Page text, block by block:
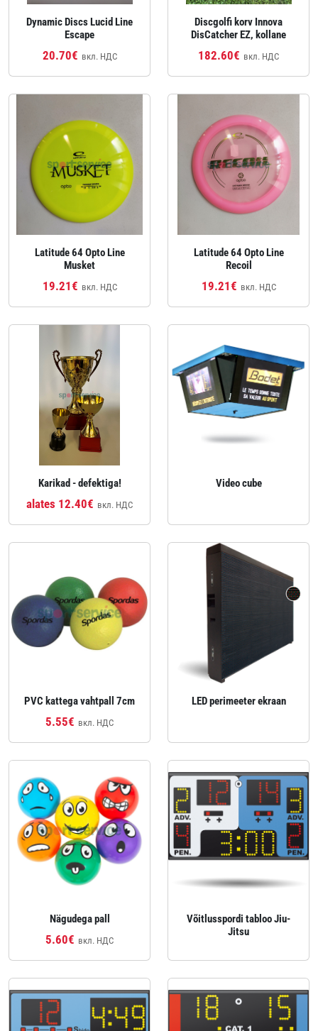
Dynamic Discs Lucid Line
Escape
20.70€ вкл. НДС
Discgolfi korv Innova
DisCatcher EZ, kollane
182.60€ вкл. НДС
Latitude 64 Opto Line
Musket
19.21€ вкл. НДС
Latitude 64 Opto Line
Recoil
19.21€ вкл. НДС
Karikad - defektiga!
alates 12.40€ вкл. НДС
Video cube
PVC kattega vahtpall 7cm
5.55€ вкл. НДС
LED perimeeter ekraan
Nägudega pall
5.60€ вкл. НДС
Võitlusspordi tabloo Jiu-
Jitsu